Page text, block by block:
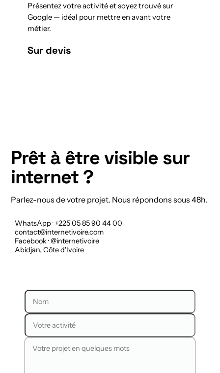
Présentez votre activité et soyez trouvé sur
Google — idéal pour mettre en avant votre
métier.
Sur devis
Prêt à être visible sur
internet ?
Parlez-nous de votre projet. Nous répondons sous 48h.
WhatsApp · +225 05 85 90 44 00
contact@internetivoire.com
Facebook · @internetivoire
Abidjan, Côte d'Ivoire